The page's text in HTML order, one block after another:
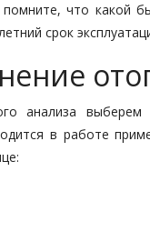
что какой
срок
анализа
в работе